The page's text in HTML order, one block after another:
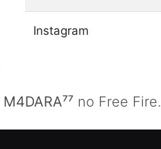
Instagram
ㅤM4DARA⁷⁷ no Free Fire.